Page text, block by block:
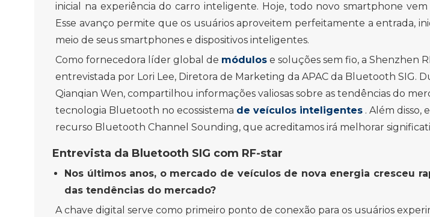
inicial na experiência do carro inteligente. Hoje, todo novo smartphone
Esse avanço permite que os usuários aproveitem perfeitamente a entrada,
meio de seus smartphones e dispositivos inteligentes.
Como fornecedora líder global de módulos e soluções sem fio, a Shenzhen
entrevistada por Lori Lee, Diretora de Marketing da APAC da Bluetooth SIG.
Qianqian Wen, compartilhou informações valiosas sobre as tendências do
tecnologia Bluetooth no ecossistema de veículos inteligentes . Além disso,
recurso Bluetooth Channel Sounding, que acreditamos irá melhorar
Entrevista da Bluetooth SIG com RF-star
Nos últimos anos, o mercado de veículos de nova energia cresceu
das tendências do mercado?
A chave digital serve como primeiro ponto de conexão para os usuários